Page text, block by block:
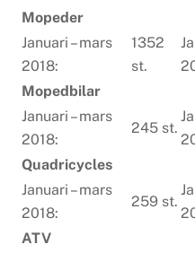
Mopeder
Januari – mars
2018:
1352
st.
Mopedbilar
Januari – mars
2018:
245 st.
Quadricycles
Januari – mars
2018:
259 st.
ATV